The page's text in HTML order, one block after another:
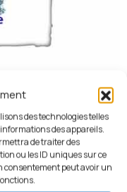
des technologies telles
des appareils.
de traiter des
ou les ID uniques sur ce
consentement peut avoir un
,